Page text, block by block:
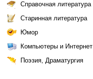
Справочная литература
Старинная литература
Юмор
Компьютеры и Интернет
Поэзия, Драматургия